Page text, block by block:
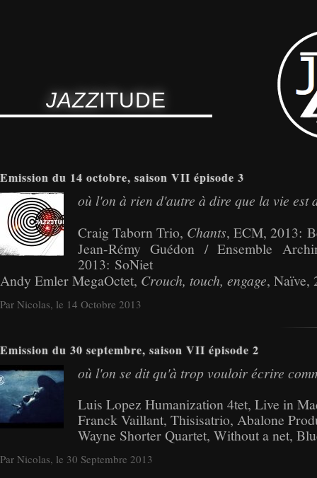
JAZZITUDE
Emission du 14 octobre, saison VII épisode 3
où l'on à rien d'autre à dire que la vie est
Craig Taborn Trio, Chants, ECM, 2013:
Jean-Rémy Guédon / Ensemble
2013: SoNiet
Andy Emler MegaOctet, Crouch, touch, engage, Naïve,
Par Nicolas, le 14 Octobre 2013
Emission du 30 septembre, saison VII épisode 2
où l'on se dit qu'à trop vouloir écrire
Luis Lopez Humanization 4tet, Live in
Franck Vaillant, Thisisatrio, Abalone
Wayne Shorter Quartet, Without a net,
Par Nicolas, le 30 Septembre 2013